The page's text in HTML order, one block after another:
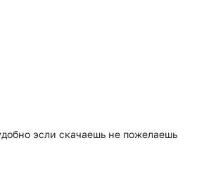
эсли скачаешь не пожелаешь